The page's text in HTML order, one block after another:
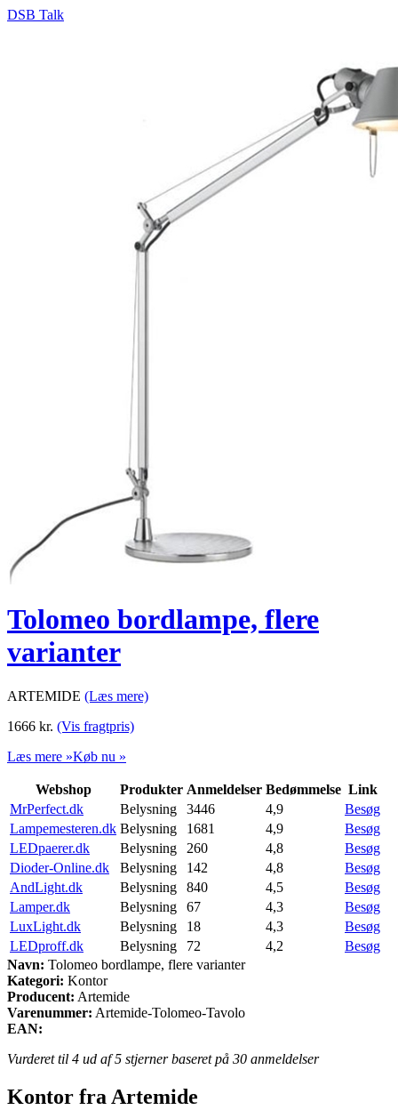
DSB Talk
Tolomeo bordlampe, flere
varianter
ARTEMIDE (Læs mere)
1666 kr. (Vis fragtpris)
Læs mere »Køb nu »
Webshop Produkter Anmeldelser Bedømmelse Link
MrPerfect.dk
Belysning 3446 4,9
Besøg
Lampemesteren.dk Belysning 1681 4,9
Besøg
LEDpaerer.dk
Belysning 260 4,8
Besøg
Dioder-Online.dk
Belysning 142 4,8
Besøg
AndLight.dk
Belysning 840 4,5
Besøg
Lamper.dk
Belysning 67 4,3
Besøg
LuxLight.dk
Belysning 18 4,3
Besøg
LEDproff.dk
Belysning 72 4,2
Besøg
Navn: Tolomeo bordlampe, flere varianter
Kategori: Kontor
Producent: Artemide
Varenummer: Artemide-Tolomeo-Tavolo
EAN:
Vurderet til 4 ud af 5 stjerner baseret på 30 anmeldelser
Kontor fra Artemide